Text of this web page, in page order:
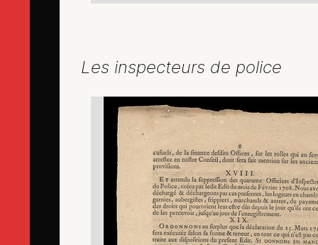
Les inspecteurs de police